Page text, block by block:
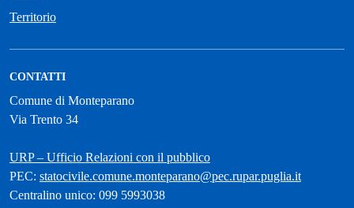
Territorio
CONTATTI
Comune di Monteparano
Via Trento 34
URP – Ufficio Relazioni con il pubblico
PEC: statocivile.comune.monteparano@pec.rupar.puglia.it
Centralino unico: 099 5993038